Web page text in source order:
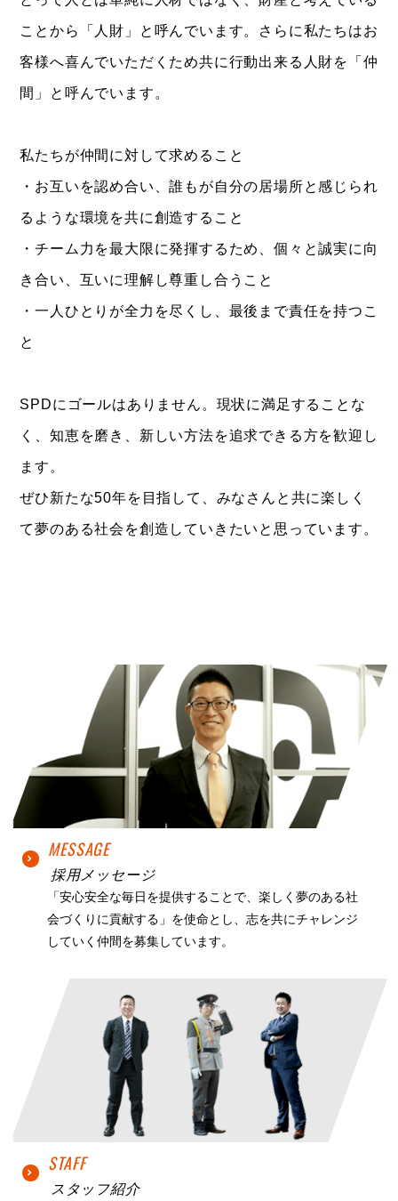
ことから「人財」と呼んでいます。さらに私たちはお
客様へ喜んでいただくため共に行動出来る人財を「仲
間」と呼んでいます。
私たちが仲間に対して求めること
・お互いを認め合い、誰もが自分の居場所と感じられ
るような環境を共に創造すること
・チーム力を最大限に発揮するため、個々と誠実に向
き合い、互いに理解し尊重し合うこと
・一人ひとりが全力を尽くし、最後まで責任を持つこ
と
SPDにゴールはありません。現状に満足することな
く、知恵を磨き、新しい方法を追求できる方を歓迎し
ます。
ぜひ新たな50年を目指して、みなさんと共に楽しく
て夢のある社会を創造していきたいと思っています。
MESSAGE
採用メッセージ
「安心安全な毎日を提供することで、楽しく夢のある社
会づくりに貢献する」を使命とし、志を共にチャレンジ
していく仲間を募集しています。
STAFF
スタッフ紹介